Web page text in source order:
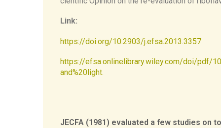
is the rate-limiting step in the synthesis of
Link:
https://doi.org/10.2903/j.efsa.2013.3357
https://efsa.onlinelibrary.wiley.com/doi/pdf/
and%20light.
JECFA (1981) evaluated a few studies on